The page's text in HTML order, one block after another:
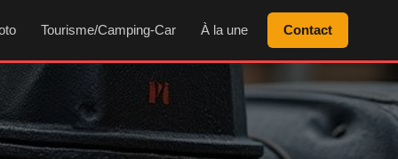
Tourisme/Camping-Car À la une Contact